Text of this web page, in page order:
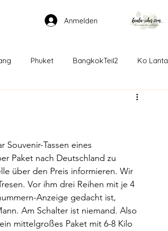
Anmelden
Phuket BangkokTeil2 Ko Lanta
Langkawi
Wellington Taranaki
Souvenir-Tassen eines
Paket nach Deutschland zu
über den Preis informieren. Wir
Vor ihm drei Reihen mit je 4
Anzeige gedacht ist,
Am Schalter ist niemand. Also
mittelgroßes Paket mit 6-8 Kilo